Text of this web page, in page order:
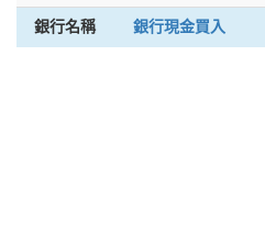
銀行名稱 銀行現金買入